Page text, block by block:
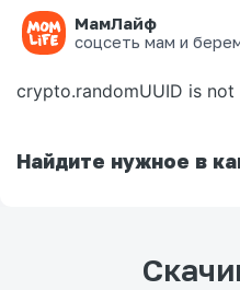
МамЛайф
соцсеть мам и
Ошибка на
crypto.randomUUID is
Найдите нужное в